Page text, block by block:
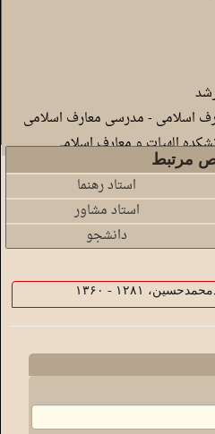
اسلامی - مدرسی معارف اسلامی
الهیات و معارف اسلامی
مرتبط
استاد رهنما
استاد مشاور
دانشجو
‏‫۱۲۸۱ - ۱۳۶۰